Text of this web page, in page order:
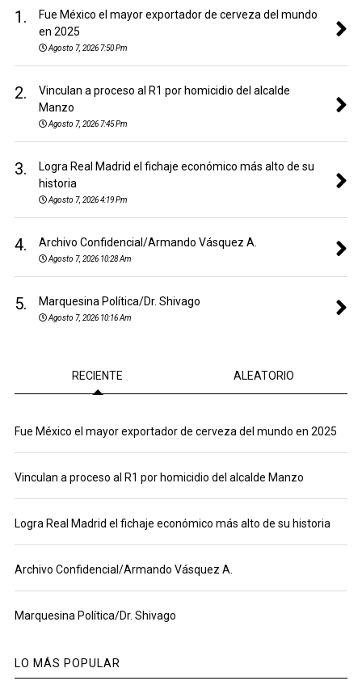
1.
Fue México el mayor exportador de cerveza del mundo
en 2025
Agosto 7, 2026 7:50 Pm
2.
Vinculan a proceso al R1 por homicidio del alcalde
Manzo
Agosto 7, 2026 7:45 Pm
3.
Logra Real Madrid el fichaje económico más alto de su
historia
Agosto 7, 2026 4:19 Pm
4. Archivo Confidencial/Armando Vásquez A.
Agosto 7, 2026 10:28 Am
5. Marquesina Política/Dr. Shivago
Agosto 7, 2026 10:16 Am
RECIENTE ALEATORIO
Fue México el mayor exportador de cerveza del mundo en 2025
Vinculan a proceso al R1 por homicidio del alcalde Manzo
Logra Real Madrid el fichaje económico más alto de su historia
Archivo Confidencial/Armando Vásquez A.
Marquesina Política/Dr. Shivago
LO MÁS POPULAR